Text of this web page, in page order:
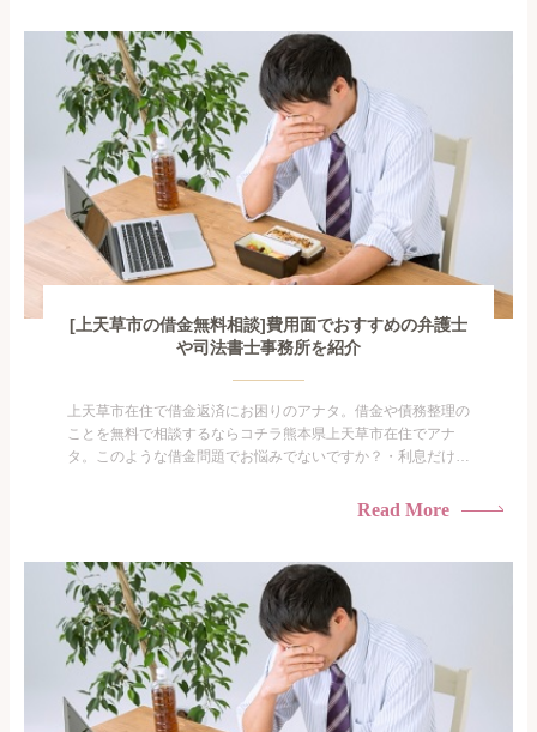
がありま...
[上天草市の借金無料相談]費用面でおすすめの弁護士
や司法書士事務所を紹介
上天草市在住で借金返済にお困りのアナタ。借金や債務整理の
ことを無料で相談するならコチラ熊本県上天草市在住でアナ
タ。このような借金問題でお悩みでないですか？・利息だけを
族に知られたくない・借金の催促、取り立てで憂鬱になる。・
も限界があ...
Read More